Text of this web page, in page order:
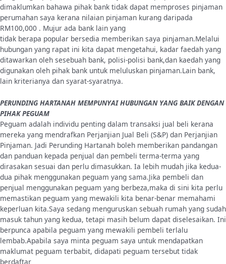
dimaklumkan bahawa pihak bank tidak dapat memproses pinjaman
perumahan saya kerana nilaian pinjaman kurang daripada
RM100,000 . Mujur ada bank lain yang
tidak berapa popular bersedia memberikan saya pinjaman.Melalui
hubungan yang rapat ini kita dapat mengetahui, kadar faedah yang
ditawarkan oleh sesebuah bank, polisi-polisi bank,dan kaedah yang
digunakan oleh pihak bank untuk meluluskan pinjaman.Lain bank,
lain kriterianya dan syarat-syaratnya.
PERUNDING HARTANAH MEMPUNYAI HUBUNGAN YANG BAIK DENGAN
PIHAK PEGUAM
Peguam adalah individu penting dalam transaksi jual beli kerana
mereka yang mendrafkan Perjanjian Jual Beli (S&P) dan Perjanjian
Pinjaman. Jadi Perunding Hartanah boleh memberikan pandangan
dan panduan kepada penjual dan pembeli terma-terma yang
dirasakan sesuai dan perlu dimasukkan. Ia lebih mudah jika kedua-
dua pihak menggunakan peguam yang sama.Jika pembeli dan
penjual menggunakan peguam yang berbeza,maka di sini kita perlu
memastikan peguam yang mewakili kita benar-benar memahami
keperluan kita.Saya sedang menguruskan sebuah rumah yang sudah
masuk tahun yang kedua, tetapi masih belum dapat diselesaikan. Ini
berpunca apabila peguam yang mewakili pembeli terlalu
lembab.Apabila saya minta peguam saya untuk mendapatkan
maklumat peguam terbabit, didapati peguam tersebut tidak
berdaftar